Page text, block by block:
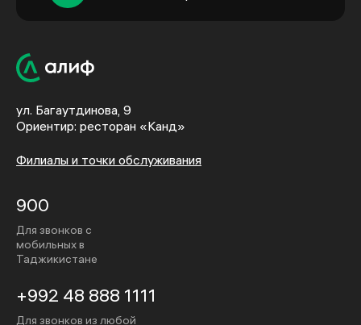
ул. Багаутдинова, 9
Ориентир: ресторан «Канд»
Филиалы и точки обслуживания
900
Для звонков с
мобильных в
Таджикистане
+992 48 888 1111
Для звонков из любой